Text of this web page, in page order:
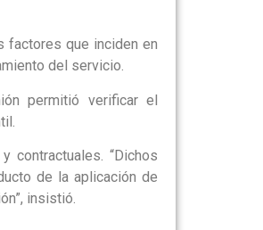
factores que inciden en
del servicio.
permitió verificar el
contractuales. “Dichos
de la aplicación de
insistió.